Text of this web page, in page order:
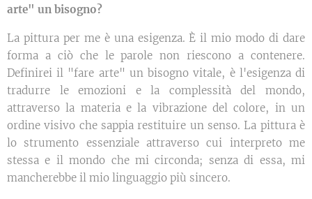
arte" un bisogno?
La pittura per me è una esigenza. È il mio modo di dare
forma a ciò che le parole non riescono a contenere.
Definirei il "fare arte" un bisogno vitale, è l'esigenza di
tradurre le emozioni e la complessità del mondo,
attraverso la materia e la vibrazione del colore, in un
ordine visivo che sappia restituire un senso. La pittura è
lo strumento essenziale attraverso cui interpreto me
stessa e il mondo che mi circonda; senza di essa, mi
mancherebbe il mio linguaggio più sincero.